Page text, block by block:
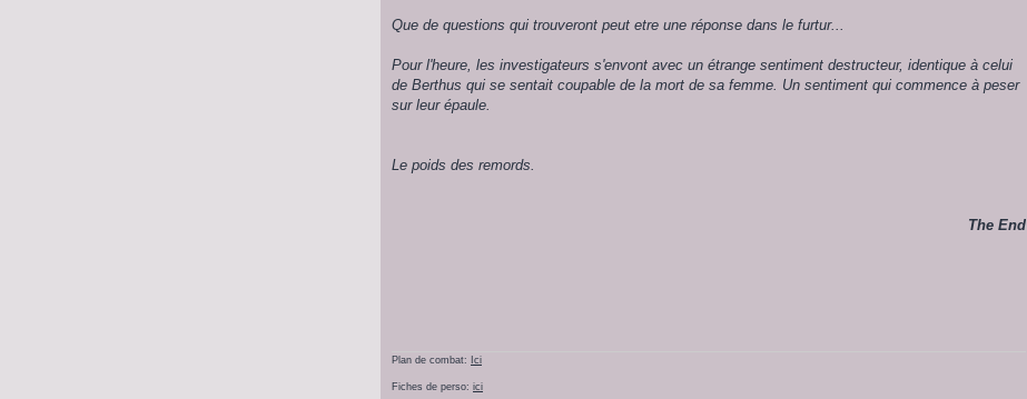
Que de questions qui trouveront peut etre une réponse dans le furtur...
Pour l'heure, les investigateurs s'envont avec un étrange sentiment destructeur, identique à celui
de Berthus qui se sentait coupable de la mort de sa femme. Un sentiment qui commence à peser
sur leur épaule.
Le poids des remords.
The End
Plan de combat: Ici
Fiches de perso: ici